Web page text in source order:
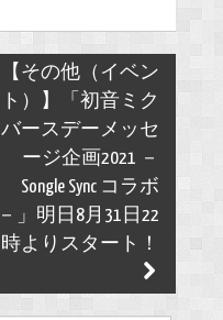
【その他（イベン
ト）】「初音ミク
バースデーメッセ
ージ企画2021 －
Songle Sync コラボ
－」明日8月31日22
時よりスタート！